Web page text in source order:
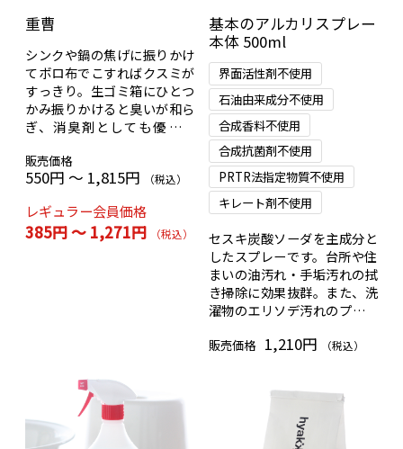
重曹
シンクや鍋の焦げに振りかけ
てボロ布でこすればクスミが
すっきり。生ゴミ箱にひとつ
かみ振りかけると臭いが和ら
ぎ、消臭剤としても優秀で
販売価格
550円 ～ 1,815円 （税込）
レギュラー会員価格
385円 ～ 1,271円 （税込）
基本のアルカリスプレー
本体 500ml
界面活性剤不使用
石油由来成分不使用
合成香料不使用
合成抗菌剤不使用
PRTR法指定物質不使用
キレート剤不使用
セスキ炭酸ソーダを主成分と
したスプレーです。台所や住
まいの油汚れ・手垢汚れの拭
き掃除に効果抜群。また、洗
濯物のエリソデ汚れのプレケ
販売価格 1,210円 （税込）